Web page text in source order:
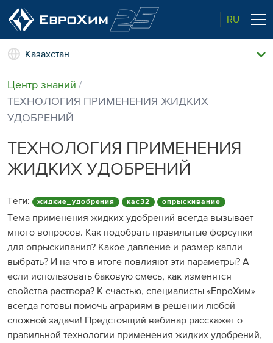
RU
Наши удобрения
О нас
Наши возможности
Забота об экологии
Полевые опыты
Новости и события
Наши контакты
Казахстан
Центр знаний
ТЕХНОЛОГИЯ ПРИМЕНЕНИЯ ЖИДКИХ
УДОБРЕНИЙ
ТЕХНОЛОГИЯ ПРИМЕНЕНИЯ
ЖИДКИХ УДОБРЕНИЙ
Теги: жидкие_удобрения кас32 опрыскивание
Тема применения жидких удобрений всегда вызывает
много вопросов. Как подобрать правильные форсунки
для опрыскивания? Какое давление и размер капли
выбрать? И на что в итоге повлияют эти параметры? А
если использовать баковую смесь, как изменятся
свойства раствора? К счастью, специалисты «ЕвроХим»
всегда готовы помочь аграриям в решении любой
сложной задачи! Предстоящий вебинар расскажет о
правильной технологии применения жидких удобрений,